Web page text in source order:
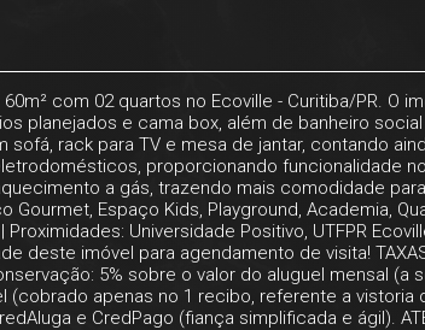
com 02 quartos no Ecoville - Curitiba/PR.
planejados e cama box, além de banheiro
sofá, rack para TV e mesa de jantar, contando
proporcionando funcionalidade
a gás, trazendo mais comodidade para
Gourmet, Espaço Kids, Playground, Academia,
| Proximidades: Universidade Positivo, UTFPR
deste imóvel para agendamento de visita! TAXAS
5% sobre o valor do aluguel mensal
(cobrado apenas no 1 recibo, referente a
e CredPago (fiança simplificada e ágil).